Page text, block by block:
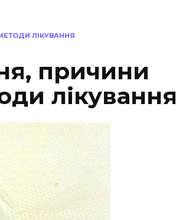
ЛІКУВАННЯ
причини
лікування